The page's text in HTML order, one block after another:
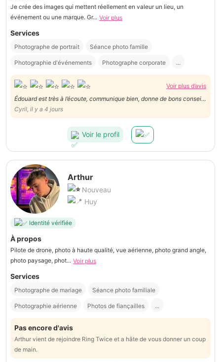
Je crée des images qui mettent réellement en valeur un lieu, un
événement ou une marque. Gr... Voir plus
Services
Photographe de portrait Séance photo famille
Photographie d'événements Photographe corporate ...
Voir plus d’avis
Édouard est très à l’écoute, communique bien, donne de bons conseils
et n’impose rien. Qualité des photos top et correspond à nos attentes !
Post traitement très rapide ! Merci à lui de nous avoir fait revivre notre
mariage une seconde fois 💒
Cyril, il y a 4 jours
Voir le profil
Arthur
Nouveau
Huy
Identité vérifiée
À propos
Pilote de drone, photo à haute qualité, vue aérienne, photo grand angle,
photo paysage, phot... Voir plus
Services
Photographe de mariage Séance photo familiale
Photographie aérienne Photos de fiançailles ...
Pas encore d'avis
Arthur vient de rejoindre Ring Twice et a hâte de vous donner un coup
de main.